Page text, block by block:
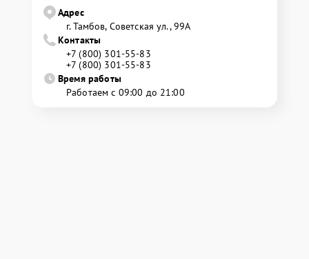
Адрес
г. Тамбов, Советская ул., 99А
Контакты
+7 (800) 301-55-83
+7 (800) 301-55-83
Время работы
Работаем с 09:00 до 21:00